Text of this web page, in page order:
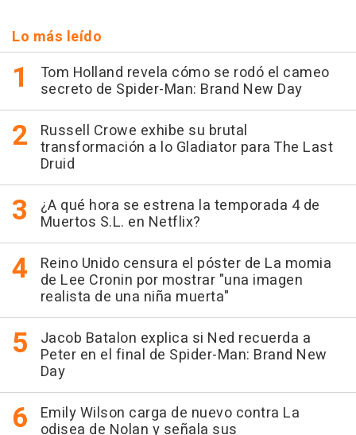
Lo más leído
Tom Holland revela cómo se rodó el cameo
secreto de Spider-Man: Brand New Day
Russell Crowe exhibe su brutal
transformación a lo Gladiator para The Last
Druid
¿A qué hora se estrena la temporada 4 de
Muertos S.L. en Netflix?
Reino Unido censura el póster de La momia
de Lee Cronin por mostrar "una imagen
realista de una niña muerta"
Jacob Batalon explica si Ned recuerda a
Peter en el final de Spider-Man: Brand New
Day
Emily Wilson carga de nuevo contra La
odisea de Nolan y señala sus